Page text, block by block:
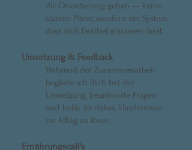
dir Orientierung geben — keine
starren Pläne, sondern ein System,
dass sich flexibel anpassen lässt.
Umsetzung & Feedback
Während der Zusammenarbeit
begleite ich dich bei der
Umsetzung, beantworte Fragen
und helfe dir dabei, Hindernisse
im Alltag zu lösen.
Ernährungscall's